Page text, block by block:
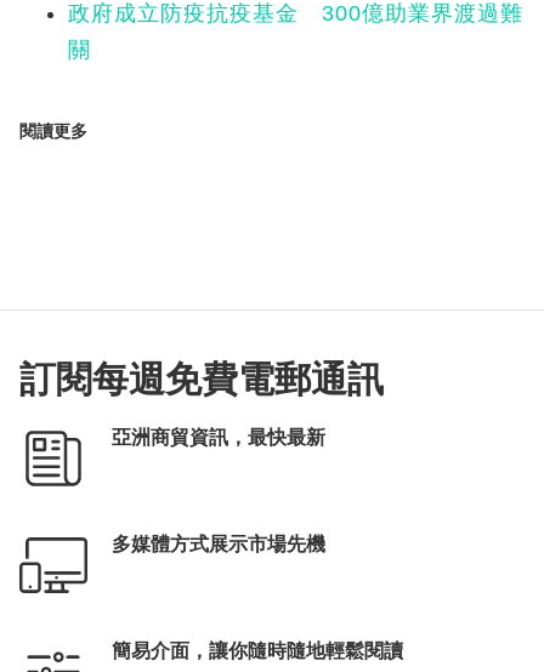
政府成立防疫抗疫基金 300億助業界渡過難
關
閱讀更多
訂閱每週免費電郵通訊
亞洲商貿資訊，最快最新
多媒體方式展示市場先機
簡易介面，讓你隨時隨地輕鬆閱讀